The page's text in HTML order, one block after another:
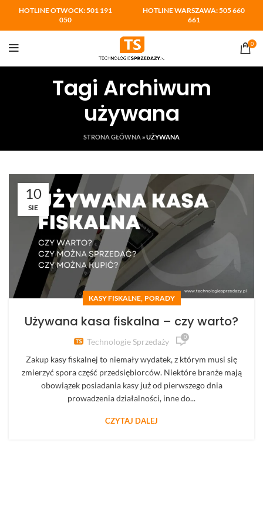
HOTLINE OTWOCK: 501 191
050
HOTLINE WARSZAWA: 505 660
661
0
Tagi Archiwum
używana
STRONA GŁÓWNA »UŻYWANA
10
SIE
KASY FISKALNE, PORADY
Używana kasa fiskalna – czy warto?
Technologie Sprzedaży 0
Zakup kasy fiskalnej to niemały wydatek, z którym musi się
zmierzyć spora część przedsiębiorców. Niektóre branże mają
obowiązek posiadania kasy już od pierwszego dnia
prowadzenia działalności, inne do...
CZYTAJ DALEJ